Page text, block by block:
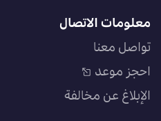
معلومات الاتصال
تواصل معنا
احجز موعد
الإبلاغ عن مخالفة